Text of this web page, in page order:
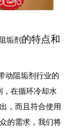
垢剂 的特点和
阻垢剂行业的
，在循环冷却水
，而且符合使用
的需求，我们将